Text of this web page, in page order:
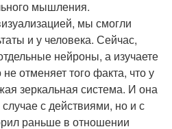
мышления.
мы смогли
и у человека. Сейчас,
нейроны, а изучаете
отменяет того факта, что у
зеркальная система. И она
с действиями, но и с
раньше в отношении